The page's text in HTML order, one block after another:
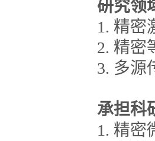
研究领
1. 精密
2. 精密
3. 多源
承担科
1. 精密